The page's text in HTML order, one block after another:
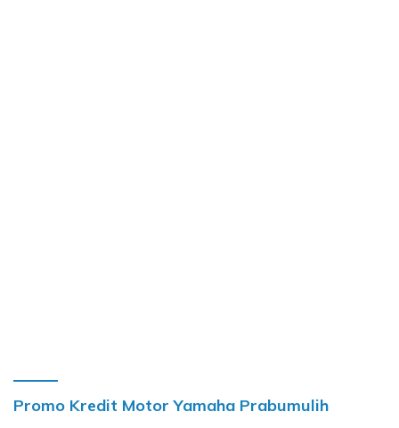
Promo Kredit Motor Yamaha Prabumulih